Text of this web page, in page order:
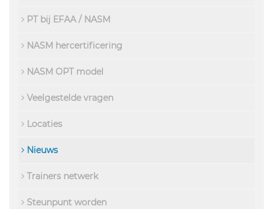
PT bij EFAA / NASM
NASM hercertificering
NASM OPT model
Veelgestelde vragen
Locaties
Nieuws
Trainers netwerk
Steunpunt worden